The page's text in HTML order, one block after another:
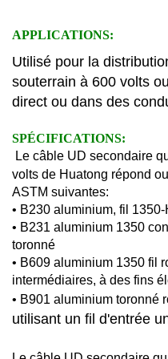
APPLICATIONS:
Utilisé pour la
souterrain à 600 volts
direct ou dans des
SPÉCIFICATIONS:
Le câble UD secondaire
volts de Huatong répond
ASTM suivantes:
• B230 aluminium, fil
• B231 aluminium 1350
toronné
• B609 aluminium 1350 fil
intermédiaires, à des fins
• B901 aluminium toronné
utilisant un fil d'entrée